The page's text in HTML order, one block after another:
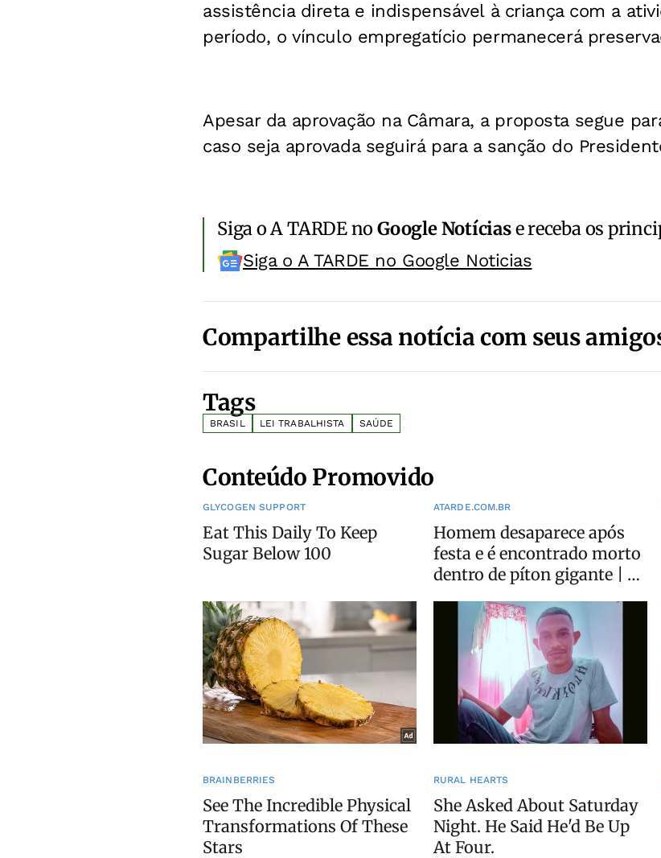
assistência direta e indispensável à criança com a
período, o vínculo empregatício permanecerá
Apesar da aprovação na Câmara, a proposta segue
caso seja aprovada seguirá para a sanção do
Siga o A TARDE noGoogle Notíciase receba os
Siga o A TARDE no Google Noticias
Compartilhe essa notícia com seus
Tags
BRASIL LEI TRABALHISTA SAÚDE